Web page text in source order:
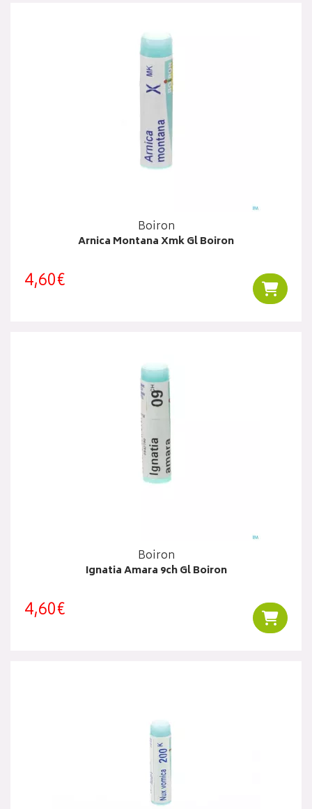
Boiron
Arnica Montana Xmk Gl Boiron
4,60€
Boiron
Ignatia Amara 9ch Gl Boiron
4,60€